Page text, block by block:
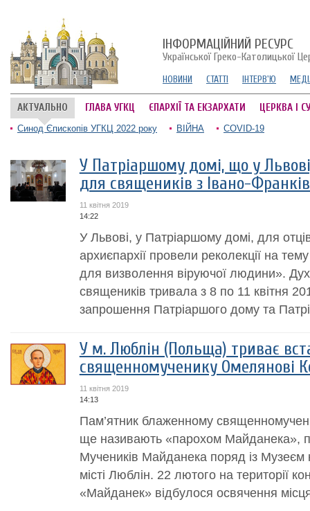
ІНФОРМАЦІЙНИЙ РЕСУРС
Української Греко-Католицької
НОВИНИ СТАТТІ ІНТЕРВ'Ю
АКТУАЛЬНО ГЛАВА УГКЦ ЄПАРХІЇ ТА ЕКЗАРХАТИ ЦЕРКВА І
Синод Єпископів УГКЦ 2022 року ВІЙНА COVID-19
У Патріаршому домі, що у
для священиків з Івано-
11 квітня 2019
14:22
У Львові, у Патріаршому домі, для
архиєпархії провели реколекції на
для визволення віруючої людини».
священиків тривала з 8 по 11 квітня
запрошення Патріаршого дому та
У м. Люблін (Польща) триває
священномученику Омелянові
11 квітня 2019
14:13
Пам’ятник блаженному
ще називають «парохом Майданека»,
Мучеників Майданека поряд із Музеєм
місті Люблін. 22 лютого на території
«Майданек» відбулося освячення